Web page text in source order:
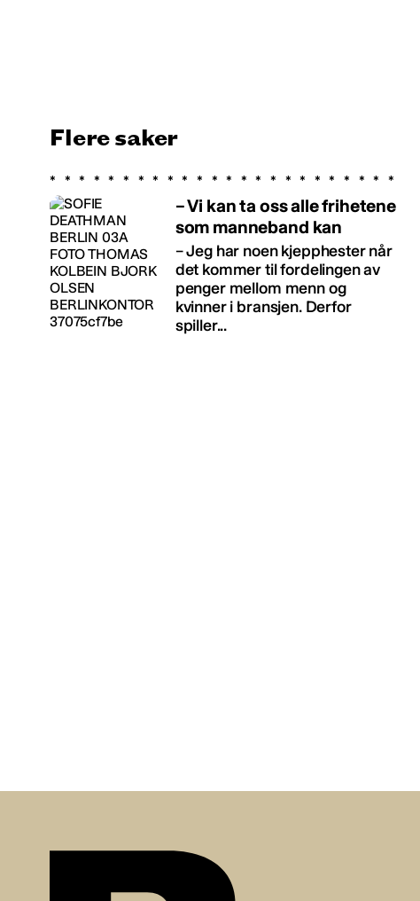
Flere saker
– Vi kan ta oss alle frihetene
som manneband kan
– Jeg har noen kjepphester når
det kommer til fordelingen av
penger mellom menn og
kvinner i bransjen. Derfor
spiller...